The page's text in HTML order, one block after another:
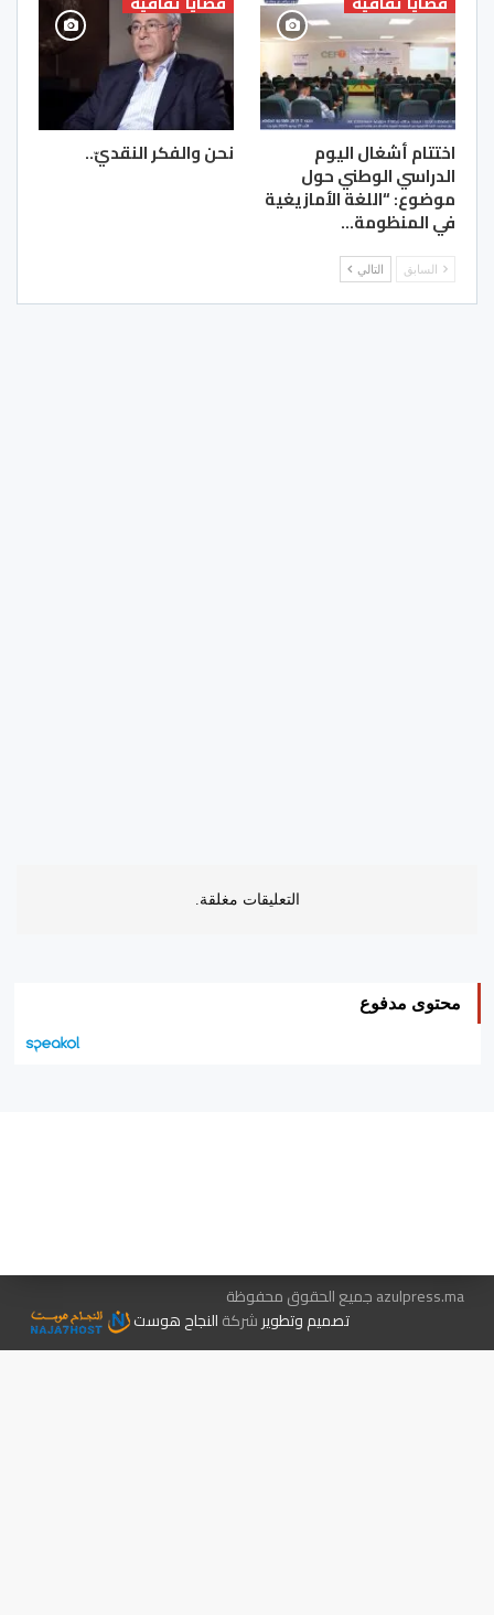
اختتام أشغال اليوم
الدراسي الوطني حول
موضوع: “اللغة الأمازيغية
في المنظومة…
نحن والفكر النقديّ..
السابق التالي
التعليقات مغلقة.
محتوى مدفوع
azulpress.ma جميع الحقوق محفوظة
تصميم وتطويرشركةالنجاح هوست